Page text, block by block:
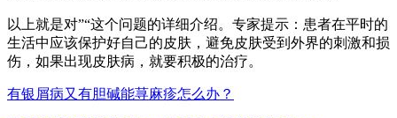
以上就是对”“这个问题的详细介绍。专家提示：患者在平时的
生活中应该保护好自己的皮肤，避免皮肤受到外界的刺激和损
伤，如果出现皮肤病，就要积极的治疗。
有银屑病又有胆碱能荨麻疹怎么办？